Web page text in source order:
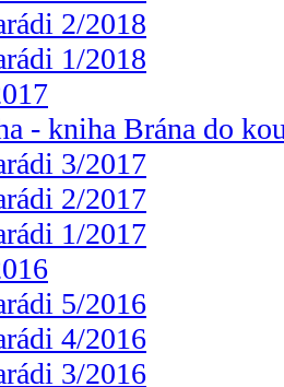
2/2018
1/2018
- kniha Brána do
3/2017
2/2017
1/2017
5/2016
4/2016
3/2016